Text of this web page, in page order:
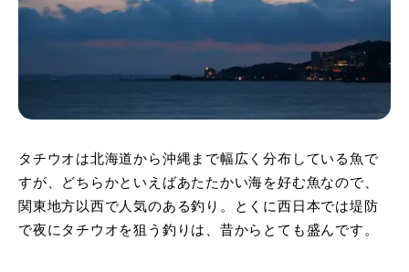
タチウオは北海道から沖縄まで幅広く分布している魚で
すが、どちらかといえばあたたかい海を好む魚なので、
関東地方以西で人気のある釣り。とくに西日本では堤防
で夜にタチウオを狙う釣りは、昔からとても盛んです。